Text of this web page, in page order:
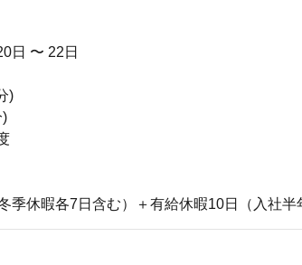
日 〜 22日
)
)
季休暇各7日含む）＋有給休暇10日（入社半